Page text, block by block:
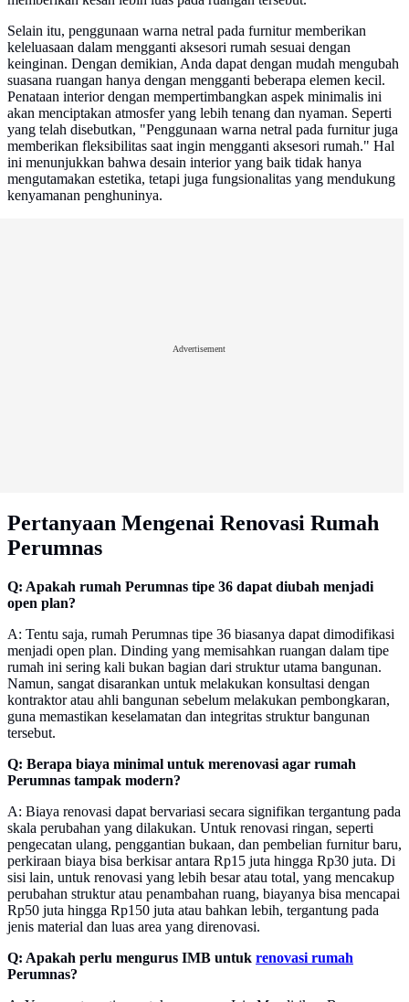
Selain itu, penggunaan warna netral pada furnitur memberikan
keleluasaan dalam mengganti aksesori rumah sesuai dengan
keinginan. Dengan demikian, Anda dapat dengan mudah mengubah
suasana ruangan hanya dengan mengganti beberapa elemen kecil.
Penataan interior dengan mempertimbangkan aspek minimalis ini
akan menciptakan atmosfer yang lebih tenang dan nyaman. Seperti
yang telah disebutkan, "Penggunaan warna netral pada furnitur juga
memberikan fleksibilitas saat ingin mengganti aksesori rumah." Hal
ini menunjukkan bahwa desain interior yang baik tidak hanya
mengutamakan estetika, tetapi juga fungsionalitas yang mendukung
kenyamanan penghuninya.
Advertisement
Pertanyaan Mengenai Renovasi Rumah
Perumnas
Q: Apakah rumah Perumnas tipe 36 dapat diubah menjadi
open plan?
A: Tentu saja, rumah Perumnas tipe 36 biasanya dapat dimodifikasi
menjadi open plan. Dinding yang memisahkan ruangan dalam tipe
rumah ini sering kali bukan bagian dari struktur utama bangunan.
Namun, sangat disarankan untuk melakukan konsultasi dengan
kontraktor atau ahli bangunan sebelum melakukan pembongkaran,
guna memastikan keselamatan dan integritas struktur bangunan
tersebut.
Q: Berapa biaya minimal untuk merenovasi agar rumah
Perumnas tampak modern?
A: Biaya renovasi dapat bervariasi secara signifikan tergantung pada
skala perubahan yang dilakukan. Untuk renovasi ringan, seperti
pengecatan ulang, penggantian bukaan, dan pembelian furnitur baru,
perkiraan biaya bisa berkisar antara Rp15 juta hingga Rp30 juta. Di
sisi lain, untuk renovasi yang lebih besar atau total, yang mencakup
perubahan struktur atau penambahan ruang, biayanya bisa mencapai
Rp50 juta hingga Rp150 juta atau bahkan lebih, tergantung pada
jenis material dan luas area yang direnovasi.
Q: Apakah perlu mengurus IMB untuk renovasi rumah
Perumnas?